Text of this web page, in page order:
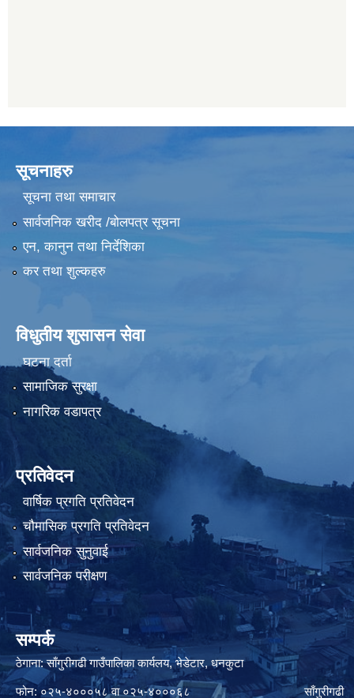
सूचनाहरु
सूचना तथा समाचार
सार्वजनिक खरीद /बोलपत्र सूचना
एन, कानुन तथा निर्देशिका
कर तथा शुल्कहरु
विधुतीय शुसासन सेवा
घटना दर्ता
सामाजिक सुरक्षा
नागरिक वडापत्र
प्रतिवेदन
वार्षिक प्रगति प्रतिवेदन
चौमासिक प्रगति प्रतिवेदन
सार्वजनिक सुनुवाई
सार्वजनिक परीक्षण
सम्पर्क
ठेगाना: साँगुरीगढी गाउँपालिका कार्यलय, भेडेटार, धनकुटा
फोन: ०२५-४०००५८ वा ०२५-४०००६८ साँगुरीगढी